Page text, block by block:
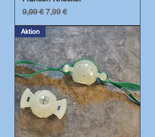
Standardpreis
9,99 € Sale-Preis
7,99 €
Aktion